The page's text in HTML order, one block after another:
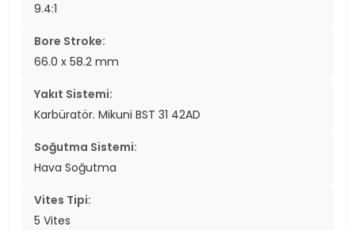
9.4:1
Bore Stroke:
66.0 x 58.2 mm
Yakıt Sistemi:
Karbüratör. Mikuni BST 31 42AD
Soğutma Sistemi:
Hava Soğutma
Vites Tipi:
5 Vites